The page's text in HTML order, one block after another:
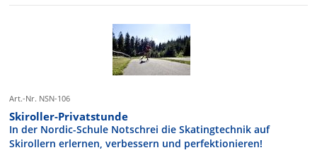
Art.-Nr. NSN-106
Skiroller-Privatstunde
In der Nordic-Schule Notschrei die Skatingtechnik auf
Skirollern erlernen, verbessern und perfektionieren!